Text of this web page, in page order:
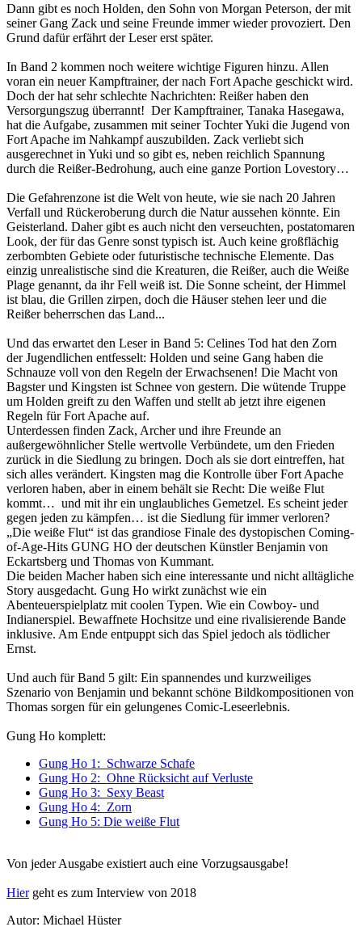
Dann gibt es noch Holden, den Sohn von Morgan Peterson, der mit
seiner Gang Zack und seine Freunde immer wieder provoziert. Den
Grund dafür erfährt der Leser erst später.
In Band 2 kommen noch weitere wichtige Figuren hinzu. Allen
voran ein neuer Kampftrainer, der nach Fort Apache geschickt wird.
Doch der hat sehr schlechte Nachrichten: Reißer haben den
Versorgungszug überrannt! Der Kampftrainer, Tanaka Hasegawa,
hat die Aufgabe, zusammen mit seiner Tochter Yuki die Jugend von
Fort Apache im Nahkampf auszubilden. Zack verliebt sich
ausgerechnet in Yuki und so gibt es, neben reichlich Spannung
durch die Reißer-Bedrohung, auch eine ganze Portion Lovestory…
Die Gefahrenzone ist die Welt von heute, wie sie nach 20 Jahren
Verfall und Rückeroberung durch die Natur aussehen könnte. Ein
Geisterland. Daher gibt es auch nicht den verseuchten, postatomaren
Look, der für das Genre sonst typisch ist. Auch keine großflächig
zerbombten Gebiete oder futuristische technische Elemente. Das
einzig unrealistische sind die Kreaturen, die Reißer, auch die Weiße
Plage genannt, da ihr Fell weiß ist. Die Sonne scheint, der Himmel
ist blau, die Grillen zirpen, doch die Häuser stehen leer und die
Reißer beherrschen das Land...
Und das erwartet den Leser in Band 5: Celines Tod hat den Zorn
der Jugendlichen entfesselt: Holden und seine Gang haben die
Schnauze voll von den Regeln der Erwachsenen! Die Macht von
Bagster und Kingsten ist Schnee von gestern. Die wütende Truppe
um Holden greift zu den Waffen und stellt ab jetzt ihre eigenen
Regeln für Fort Apache auf.
Unterdessen finden Zack, Archer und ihre Freunde an
außergewöhnlicher Stelle wertvolle Verbündete, um den Frieden
zurück in die Siedlung zu bringen. Doch als sie dort eintreffen, hat
sich alles verändert. Kingsten mag die Kontrolle über Fort Apache
verloren haben, aber in einem behält sie Recht: Die weiße Flut
kommt… und mit ihr ein unglaubliches Gemetzel. Es scheint jeder
gegen jeden zu kämpfen… ist die Siedlung für immer verloren?
„Die weiße Flut“ ist das grandiose Finale des dystopischen Coming-
of-Age-Hits GUNG HO der deutschen Künstler Benjamin von
Eckartsberg und Thomas von Kummant.
Die beiden Macher haben sich eine interessante und nicht alltägliche
Story ausgedacht. Gung Ho wirkt zunächst wie ein
Abenteuerspielplatz mit coolen Typen. Wie ein Cowboy- und
Indianerspiel. Bewaffnete Hochsitze und eine rivalisierende Bande
inklusive. Am Ende entpuppt sich das Spiel jedoch als tödlicher
Ernst.
Und auch für Band 5 gilt: Ein spannendes und kurzweiliges
Szenario von Benjamin und bekannt schöne Bildkompositionen von
Thomas sorgen für ein gelungenes Comic-Leseerlebnis.
Gung Ho komplett:
Gung Ho 1: Schwarze Schafe
Gung Ho 2: Ohne Rücksicht auf Verluste
Gung Ho 3: Sexy Beast
Gung Ho 4: Zorn
Gung Ho 5: Die weiße Flut
Von jeder Ausgabe existiert auch eine Vorzugsausgabe!
Hiergeht es zum Interview von 2018
Autor: Michael Hüster